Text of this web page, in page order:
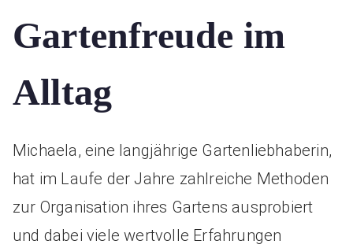
Gartenfreude im
Alltag
Michaela, eine langjährige Gartenliebhaberin,
hat im Laufe der Jahre zahlreiche Methoden
zur Organisation ihres Gartens ausprobiert
und dabei viele wertvolle Erfahrungen